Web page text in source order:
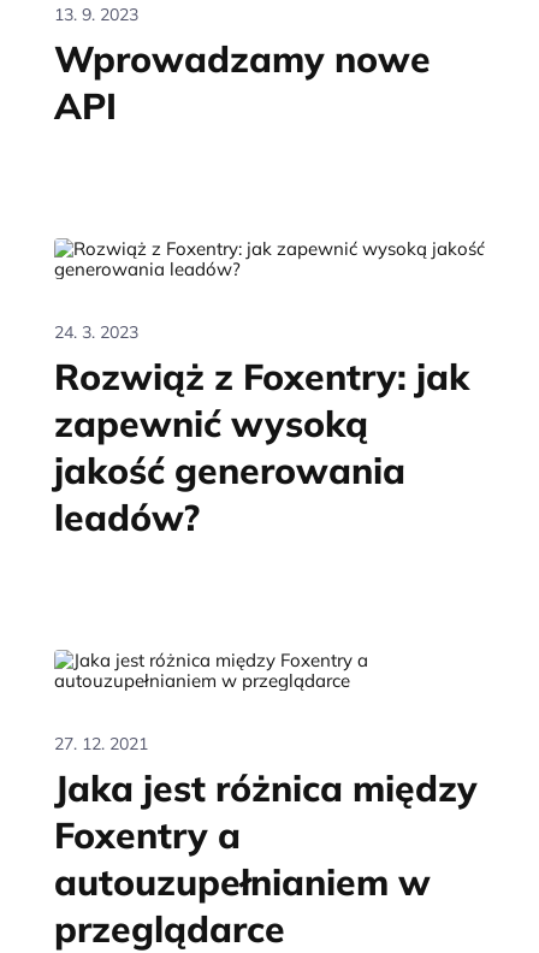
13. 9. 2023
Wprowadzamy nowe
API
24. 3. 2023
Rozwiąż z Foxentry: jak
zapewnić wysoką
jakość generowania
leadów?
27. 12. 2021
Jaka jest różnica między
Foxentry a
autouzupełnianiem w
przeglądarce